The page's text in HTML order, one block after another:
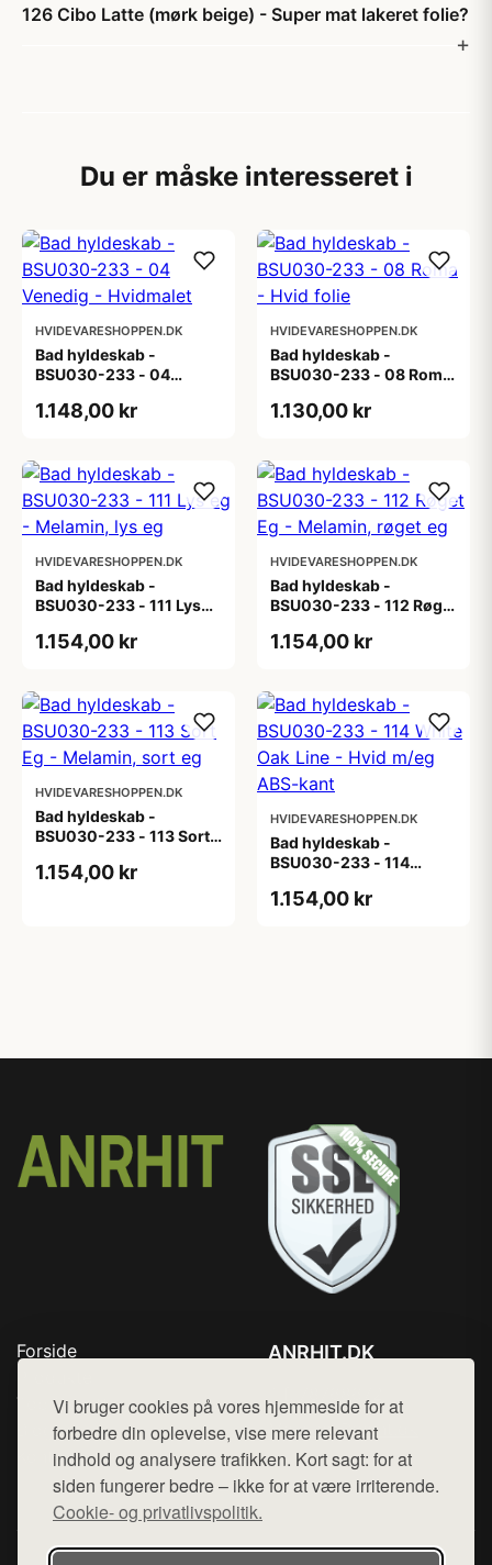
Vi bruger cookies på vores hjemmeside for at
forbedre din oplevelse, vise mere relevant
indhold og analysere trafikken. Kort sagt: for at
siden fungerer bedre – ikke for at være irriterende.
Cookie- og privatlivspolitik.
126 Cibo Latte (mørk beige) - Super mat lakeret folie?
Du er måske interesseret i
HVIDEVARESHOPPEN.DK
Bad hyldeskab -
BSU030-233 - 04
1.148,00 kr
HVIDEVARESHOPPEN.DK
Bad hyldeskab -
BSU030-233 - 08 Roma
1.130,00 kr
HVIDEVARESHOPPEN.DK
Bad hyldeskab -
BSU030-233 - 111 Lys
1.154,00 kr
HVIDEVARESHOPPEN.DK
Bad hyldeskab -
BSU030-233 - 112 Røget
1.154,00 kr
HVIDEVARESHOPPEN.DK
Bad hyldeskab -
BSU030-233 - 113 Sort
1.154,00 kr
HVIDEVARESHOPPEN.DK
Bad hyldeskab -
BSU030-233 - 114
m/eg ABS-kant
1.154,00 kr
Forside
Top Rabatter
Blog
Kontakt
ANRHIT.DK
Mail: hej@want.dk
Cookie- og privatlivspolitik